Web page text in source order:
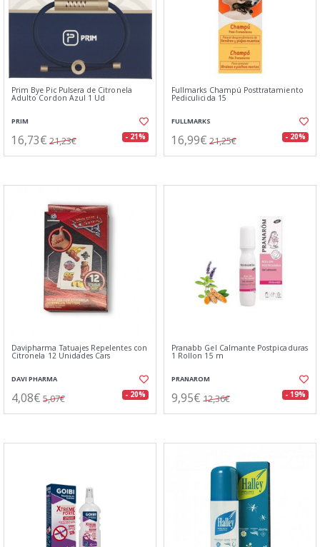
Prim Bye Pic Pulsera de Citronela
Adulto Cordon Azul 1 Ud
PRIM
16,73€ 21,23€ - 21%
Fullmarks Champú Posttratamiento
Pediculicida 15
FULLMARKS
16,99€ 21,25€ - 20%
Davipharma Tatuajes Repelentes con
Citronela 12 Unidades Cars
DAVI PHARMA
4,08€ 5,07€ - 20%
Pranabb Gel Calmante Postpicaduras
1 Rollon 15 m
PRANAROM
9,95€ 12,36€ - 19%